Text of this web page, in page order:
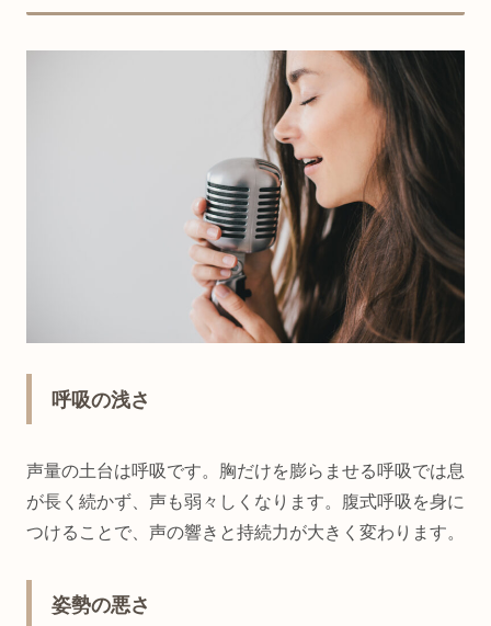
呼吸の浅さ
声量の土台は呼吸です。胸だけを膨らませる呼吸では息
が長く続かず、声も弱々しくなります。腹式呼吸を身に
つけることで、声の響きと持続力が大きく変わります。
姿勢の悪さ